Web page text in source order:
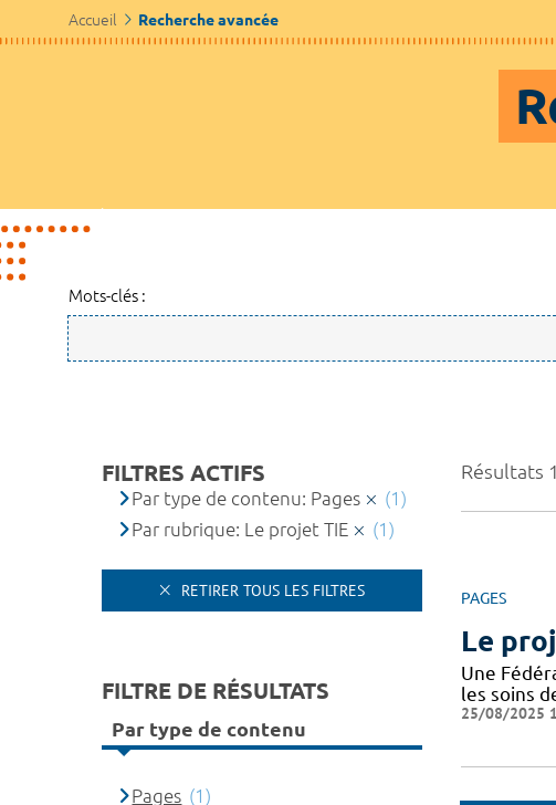
Accueil Recherche avancée
Mots-clés :
Résultats
PAGES
Le
Une
les soins
25/08/2025
FILTRES ACTIFS
Par type de contenu: Pages
(1)
Par rubrique: Le projet TIE
(1)
RETIRER TOUS LES FILTRES
FILTRE DE RÉSULTATS
Par type de contenu
Pages (1)